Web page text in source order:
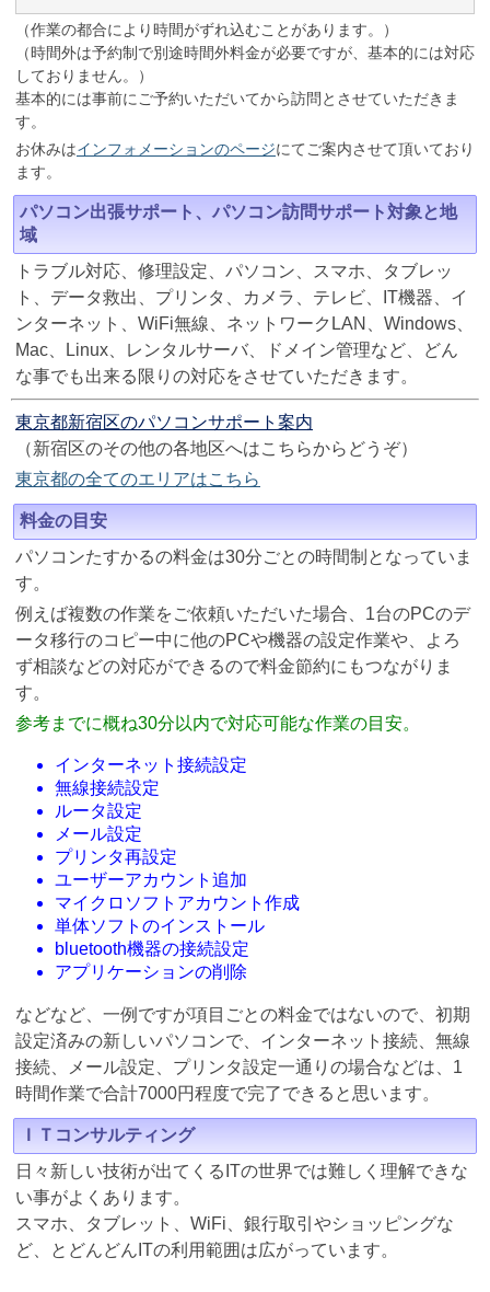
（作業の都合により時間がずれ込むことがあります。）
（時間外は予約制で別途時間外料金が必要ですが、基本的には対応
しておりません。）
基本的には事前にご予約いただいてから訪問とさせていただきま
す。
お休みはインフォメーションのページにてご案内させて頂いており
ます。
パソコン出張サポート、パソコン訪問サポート対象と地
域
トラブル対応、修理設定、パソコン、スマホ、タブレッ
ト、データ救出、プリンタ、カメラ、テレビ、IT機器、イ
ンターネット、WiFi無線、ネットワークLAN、Windows、
Mac、Linux、レンタルサーバ、ドメイン管理など、どん
な事でも出来る限りの対応をさせていただきます。
東京都新宿区のパソコンサポート案内
（新宿区のその他の各地区へはこちらからどうぞ）
東京都の全てのエリアはこちら
料金の目安
パソコンたすかるの料金は30分ごとの時間制となっていま
す。
例えば複数の作業をご依頼いただいた場合、1台のPCのデ
ータ移行のコピー中に他のPCや機器の設定作業や、よろ
ず相談などの対応ができるので料金節約にもつながりま
す。
参考までに概ね30分以内で対応可能な作業の目安。
インターネット接続設定
無線接続設定
ルータ設定
メール設定
プリンタ再設定
ユーザーアカウント追加
マイクロソフトアカウント作成
単体ソフトのインストール
bluetooth機器の接続設定
アプリケーションの削除
などなど、一例ですが項目ごとの料金ではないので、初期
設定済みの新しいパソコンで、インターネット接続、無線
接続、メール設定、プリンタ設定一通りの場合などは、1
時間作業で合計7000円程度で完了できると思います。
ＩＴコンサルティング
日々新しい技術が出てくるITの世界では難しく理解できな
い事がよくあります。
スマホ、タブレット、WiFi、銀行取引やショッピングな
ど、とどんどんITの利用範囲は広がっています。